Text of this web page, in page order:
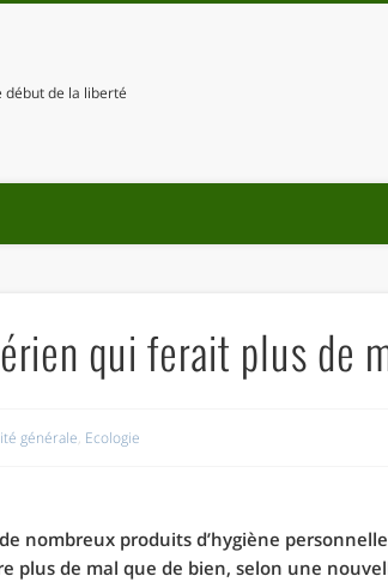
de la liberté
qui ferait plus de
générale, Ecologie
nombreux produits d’hygiène
plus de mal que de bien, selon une